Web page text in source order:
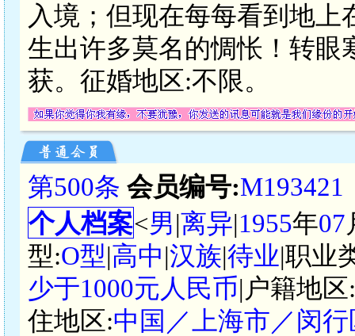
入境；但现在每每看到地
生出许多莫名的惆怅！转眼
获。征婚地区:不限。
第500条 会员编号:M193421
个人档案<男|离异|1955年07
型:O型|高中|汉族|待业|职业
少于1000元人民币|户籍地区:
住地区:中国／上海市／闵行